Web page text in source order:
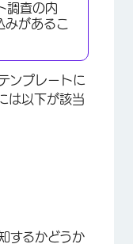
×
調査の内
みがあるこ
ンプレートに
は以下が該当
するかどうか